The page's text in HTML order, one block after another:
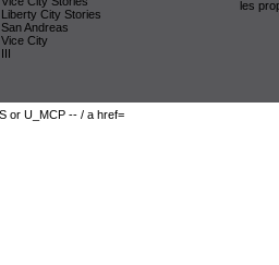
Liberty City Stories
Andreas
City
les
or U_MCP -- / a href=